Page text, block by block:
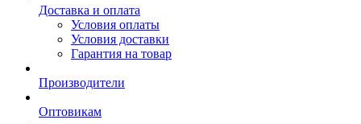
Доставка и оплата
Условия оплаты
Условия доставки
Гарантия на товар
Производители
Оптовикам